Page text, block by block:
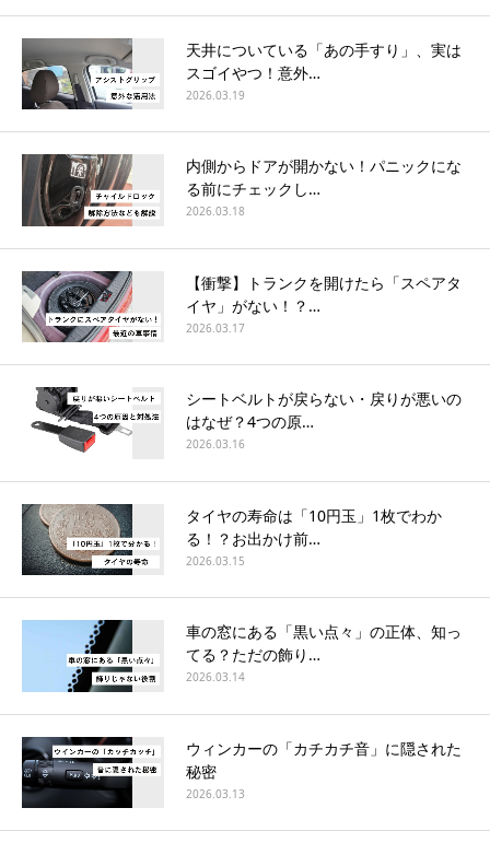
天井についている「あの手すり」、実は
スゴイやつ！意外…
2026.03.19
内側からドアが開かない！パニックにな
る前にチェックし…
2026.03.18
【衝撃】トランクを開けたら「スペアタ
イヤ」がない！？…
2026.03.17
シートベルトが戻らない・戻りが悪いの
はなぜ？4つの原…
2026.03.16
タイヤの寿命は「10円玉」1枚でわか
る！？お出かけ前…
2026.03.15
車の窓にある「黒い点々」の正体、知っ
てる？ただの飾り…
2026.03.14
ウィンカーの「カチカチ音」に隠された
秘密
2026.03.13
お問い合わせ